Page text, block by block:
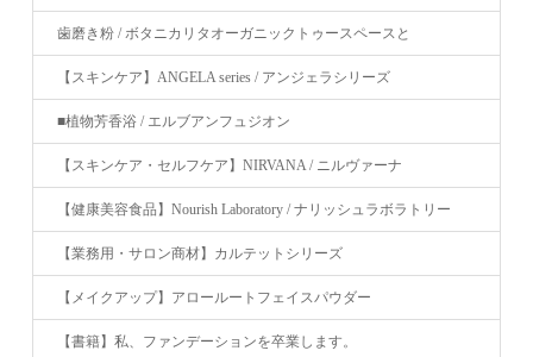
歯磨き粉 / ボタニカリタオーガニックトゥースペースと
【スキンケア】ANGELA series / アンジェラシリーズ
■植物芳香浴 / エルブアンフュジオン
【スキンケア・セルフケア】NIRVANA / ニルヴァーナ
【健康美容食品】Nourish Laboratory / ナリッシュラボラトリー
【業務用・サロン商材】カルテットシリーズ
【メイクアップ】アロールートフェイスパウダー
【書籍】私、ファンデーションを卒業します。